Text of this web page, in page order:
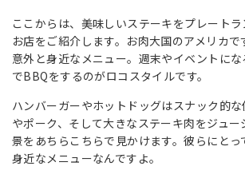
ここからは、美味しいステーキをプレート
お店をご紹介します。お肉大国のアメリカ
意外と身近なメニュー。週末やイベントに
でBBQをするのがロコスタイルです。
ハンバーガーやホットドッグはスナック的
やポーク、そして大きなステーキ肉をジュ
景をあちらこちらで見かけます。彼らにとっ
身近なメニューなんですよ。